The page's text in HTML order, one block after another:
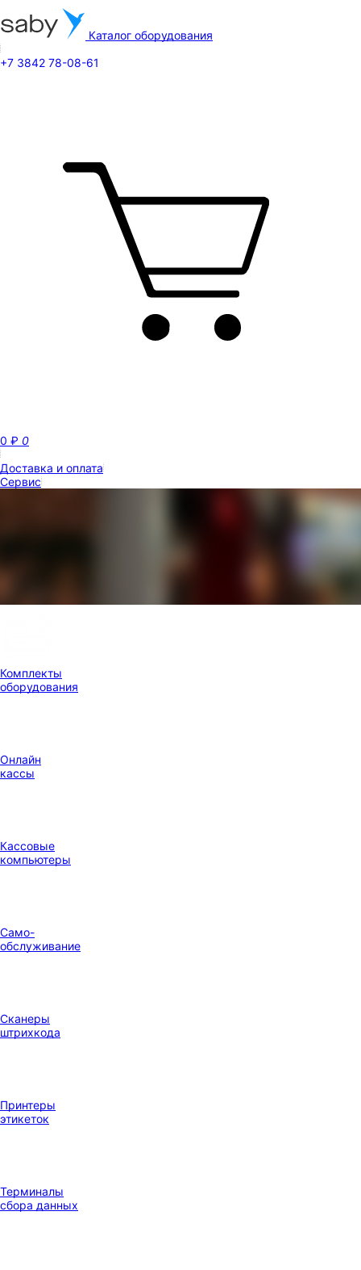
Каталог оборудования
+7 3842 78-08-61
0 ₽ 0
Доставка и оплата
Сервис
Комплекты
оборудования
Онлайн
кассы
Кассовые
компьютеры
Само-
обслуживание
Сканеры
штрихкода
Принтеры
этикеток
Терминалы
сбора данных